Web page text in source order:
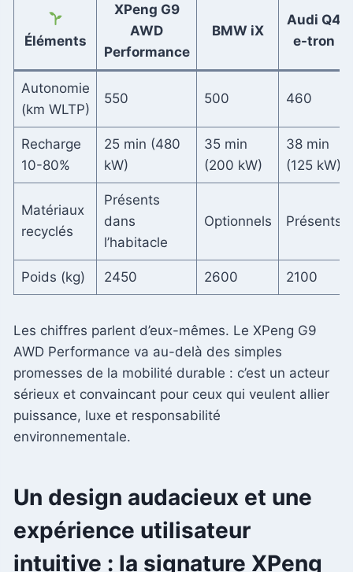
Éléments
XPeng G9
AWD
Performance
BMW iX
Audi Q4
e-tron
Autonomie
(km WLTP)
550 500 460
Recharge
10-80%
25 min (480
kW)
35 min
(200 kW)
38 min
(125 kW)
Matériaux
recyclés
Présents
dans
l’habitacle
Optionnels Présents
Poids (kg) 2450 2600 2100
Les chiffres parlent d’eux-mêmes. Le XPeng G9
AWD Performance va au-delà des simples
promesses de la mobilité durable : c’est un acteur
sérieux et convaincant pour ceux qui veulent allier
puissance, luxe et responsabilité
environnementale.
Un design audacieux et une
expérience utilisateur
intuitive : la signature XPeng